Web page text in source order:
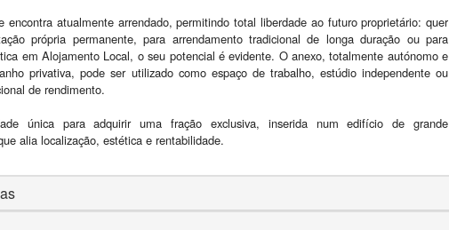
encontra atualmente arrendado, permitindo total liberdade ao futuro proprietário: quer
própria permanente, para arrendamento tradicional de longa duração ou para
em Alojamento Local, o seu potencial é evidente. O anexo, totalmente autónomo e
privativa, pode ser utilizado como espaço de trabalho, estúdio independente ou
de rendimento.
única para adquirir uma fração exclusiva, inserida num edifício de grande
alia localização, estética e rentabilidade.